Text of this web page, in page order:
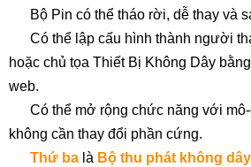
Bộ Pin có thể tháo rời, dễ thay và
Có thể lập cấu hình thành người
hoặc chủ tọa Thiết Bị Không Dây
web.
Có thể mở rộng chức năng với mô-
không cần thay đổi phần cứng.
Thứ ba là Bộ thu phát không